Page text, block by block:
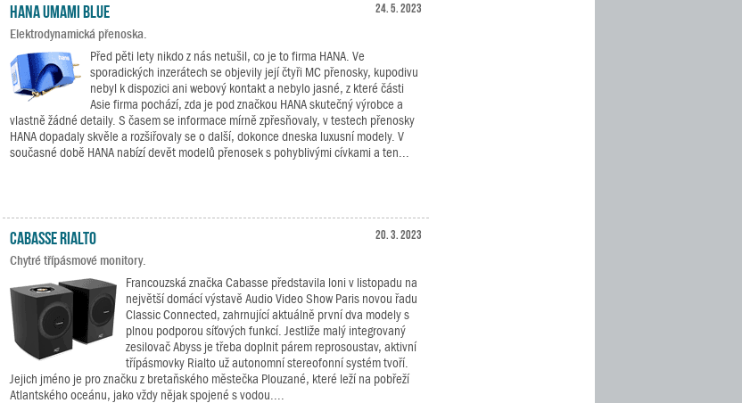
24. 5. 2023
HANA Umami Blue
Elektrodynamická přenoska.
Před pěti lety nikdo z nás netušil, co je to firma HANA. Ve
sporadických inzerátech se objevily její čtyři MC přenosky, kupodivu
nebyl k dispozici ani webový kontakt a nebylo jasné, z které části
Asie firma pochází, zda je pod značkou HANA skutečný výrobce a
vlastně žádné detaily. S časem se informace mírně zpřesňovaly, v testech přenosky
HANA dopadaly skvěle a rozšiřovaly se o další, dokonce dneska luxusní modely. V
současné době HANA nabízí devět modelů přenosek s pohyblivými cívkami a ten...
20. 3. 2023
Cabasse RIALTO
Chytré třípásmové monitory.
Francouzská značka Cabasse představila loni v listopadu na
největší domácí výstavě Audio Video Show Paris novou řadu
Classic Connected, zahrnující aktuálně první dva modely s
plnou podporou síťových funkcí. Jestliže malý integrovaný
zesilovač Abyss je třeba doplnit párem reprosoustav, aktivní
třípásmovky Rialto už autonomní stereofonní systém tvoří.
Jejich jméno je pro značku z bretaňského městečka Plouzané, které leží na pobřeží
Atlantského oceánu, jako vždy nějak spojené s vodou....